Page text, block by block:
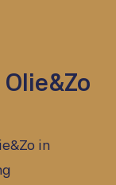
in